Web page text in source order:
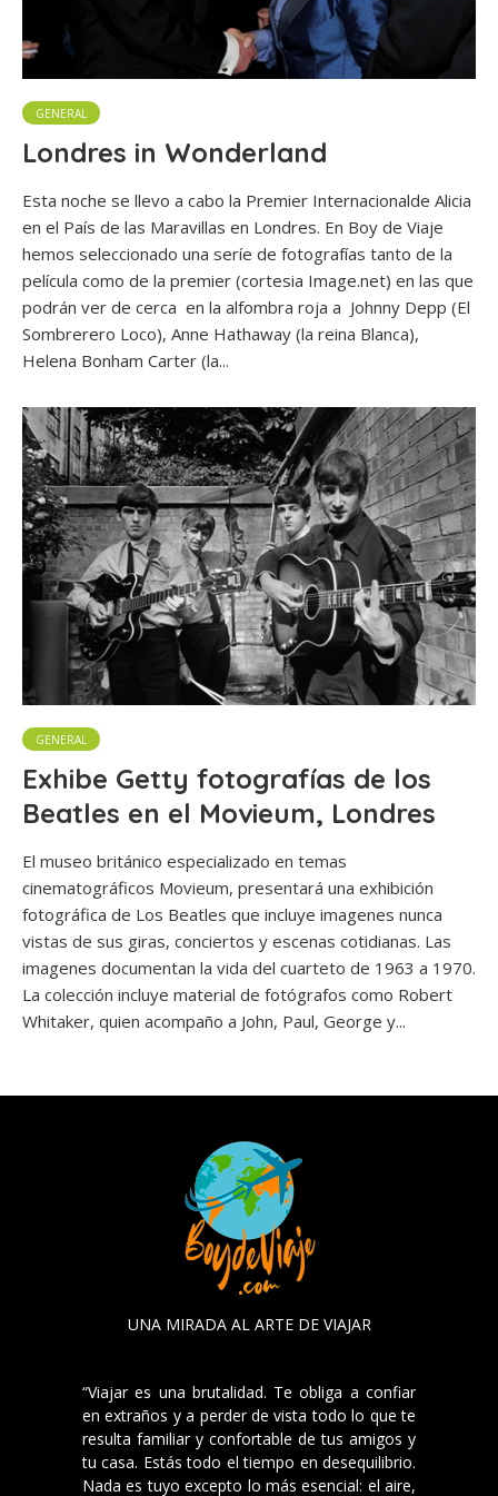
GENERAL
Londres in Wonderland
Esta noche se llevo a cabo la Premier Internacionalde Alicia
en el País de las Maravillas en Londres. En Boy de Viaje
hemos seleccionado una seríe de fotografías tanto de la
película como de la premier (cortesia Image.net) en las que
podrán ver de cerca en la alfombra roja a Johnny Depp (El
Sombrerero Loco), Anne Hathaway (la reina Blanca),
Helena Bonham Carter (la...
GENERAL
Exhibe Getty fotografías de los
Beatles en el Movieum, Londres
El museo británico especializado en temas
cinematográficos Movieum, presentará una exhibición
fotográfica de Los Beatles que incluye imagenes nunca
vistas de sus giras, conciertos y escenas cotidianas. Las
imagenes documentan la vida del cuarteto de 1963 a 1970.
La colección incluye material de fotógrafos como Robert
Whitaker, quien acompaño a John, Paul, George y...
UNA MIRADA AL ARTE DE VIAJAR
“Viajar es una brutalidad. Te obliga a confiar
en extraños y a perder de vista todo lo que te
resulta familiar y confortable de tus amigos y
tu casa. Estás todo el tiempo en desequilibrio.
Nada es tuyo excepto lo más esencial: el aire,